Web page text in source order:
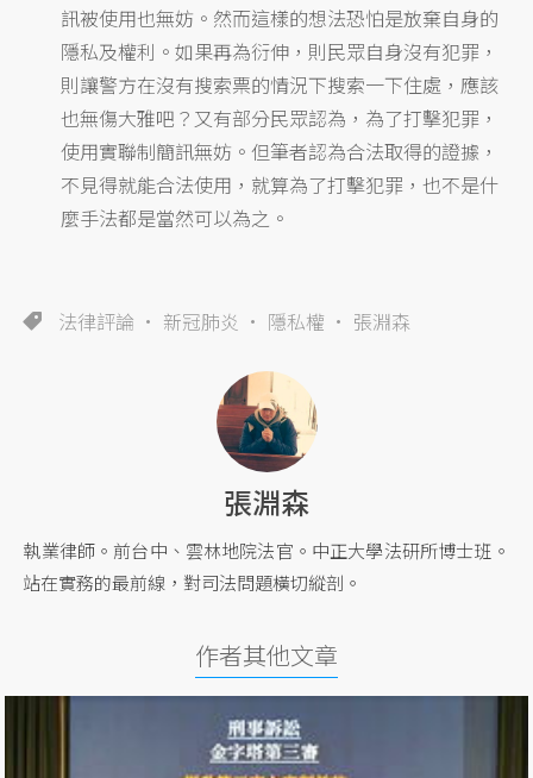
訊被使用也無妨。然而這樣的想法恐怕是放棄自身的
隱私及權利。如果再為衍伸，則民眾自身沒有犯罪，
則讓警方在沒有搜索票的情況下搜索一下住處，應該
也無傷大雅吧？又有部分民眾認為，為了打擊犯罪，
使用實聯制簡訊無妨。但筆者認為合法取得的證據，
不見得就能合法使用，就算為了打擊犯罪，也不是什
麼手法都是當然可以為之。
法律評論 新冠肺炎 隱私權 張淵森
張淵森
執業律師。前台中、雲林地院法官。中正大學法研所博士班。
站在實務的最前線，對司法問題橫切縱剖。
作者其他文章